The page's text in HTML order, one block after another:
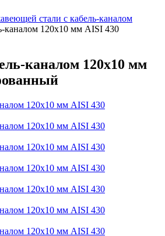
стали с кабель-каналом
каналом 120х10 мм AISI 430
каналом 120х10 мм